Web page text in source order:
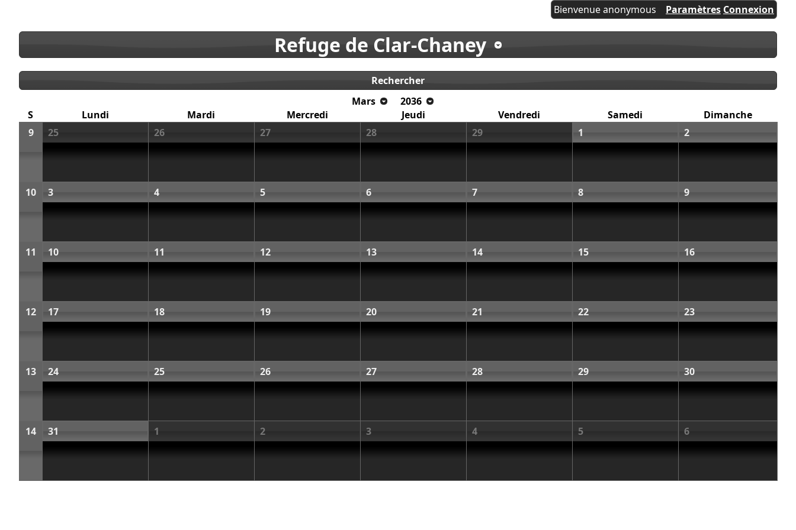
Bienvenue anonymous Paramètres Connexion
Refuge de Clar-Chaney
Rechercher
Mars
2036
S
Lundi Mardi Mercredi Jeudi Vendredi Samedi
Dimanche
9
25 26 27 28 29 1 2
10 3 4 5 6 7 8 9
11 10 11 12 13 14 15 16
12 17 18 19 20 21 22 23
13 24 25 26 27 28 29 30
14 31 1 2 3 4 5 6